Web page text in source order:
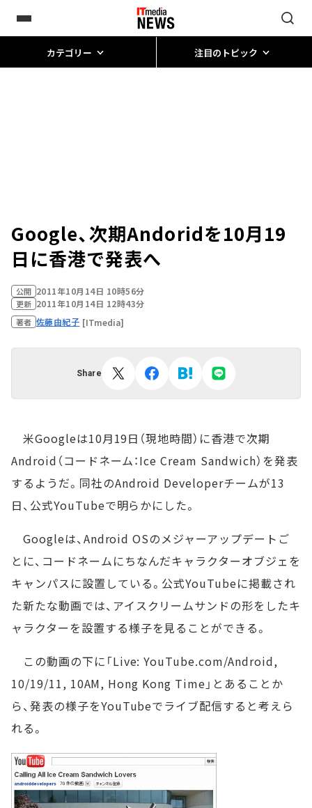
カテゴリー 注目のトピック
Google、次期Andoridを10月19
日に香港で発表へ
公開 2011年10月14日 10時56分
更新 2011年10月14日 12時43分
著者 佐藤由紀子 [ITmedia]
Share
米Googleは10月19日（現地時間）に香港で次期
Android（コードネーム：Ice Cream Sandwich）を発表
するようだ。同社のAndroid Developerチームが13
日、公式YouTubeで明らかにした。
Googleは、Android OSのメジャーアップデートご
とに、コードネームにちなんだキャラクターオブジェを
キャンパスに設置している。公式YouTubeに掲載され
た新たな動画では、アイスクリームサンドの形をしたキ
ャラクターを設置する様子を見ることができる。
この動画の下に「Live: YouTube.com/Android,
10/19/11, 10AM, Hong Kong Time」とあることか
ら、発表の様子をYouTubeでライブ配信すると考えら
れる。